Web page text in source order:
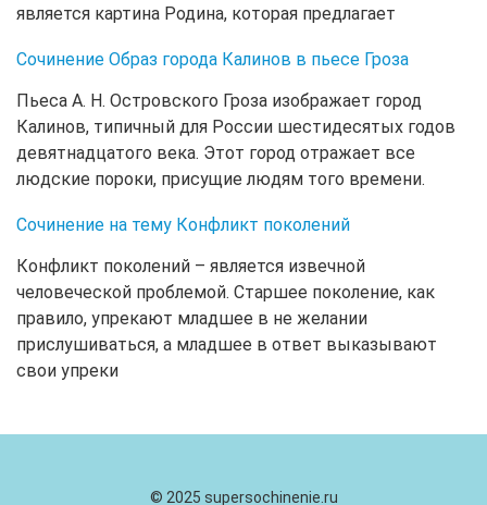
является картина Родина, которая предлагает
Сочинение Образ города Калинов в пьесе Гроза
Пьеса А. Н. Островского Гроза изображает город
Калинов, типичный для России шестидесятых годов
девятнадцатого века. Этот город отражает все
людские пороки, присущие людям того времени.
Сочинение на тему Конфликт поколений
Конфликт поколений – является извечной
человеческой проблемой. Старшее поколение, как
правило, упрекают младшее в не желании
прислушиваться, а младшее в ответ выказывают
свои упреки
© 2025 supersochinenie.ru